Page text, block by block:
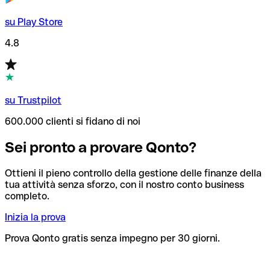
su Play Store
4.8
su Trustpilot
600.000 clienti si fidano di noi
Sei pronto a provare Qonto?
Ottieni il pieno controllo della gestione delle finanze della
tua attività senza sforzo, con il nostro conto business
completo.
Inizia la prova
Prova Qonto gratis senza impegno per 30 giorni.